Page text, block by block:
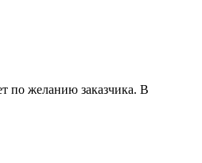
по желанию заказчика. В